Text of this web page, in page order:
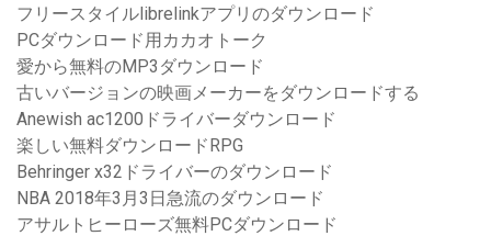
フリースタイルlibrelinkアプリのダウンロード
PCダウンロード用カカオトーク
愛から無料のMP3ダウンロード
古いバージョンの映画メーカーをダウンロードする
Anewish ac1200ドライバーダウンロード
楽しい無料ダウンロードRPG
Behringer x32ドライバーのダウンロード
NBA 2018年3月3日急流のダウンロード
アサルトヒーローズ無料PCダウンロード